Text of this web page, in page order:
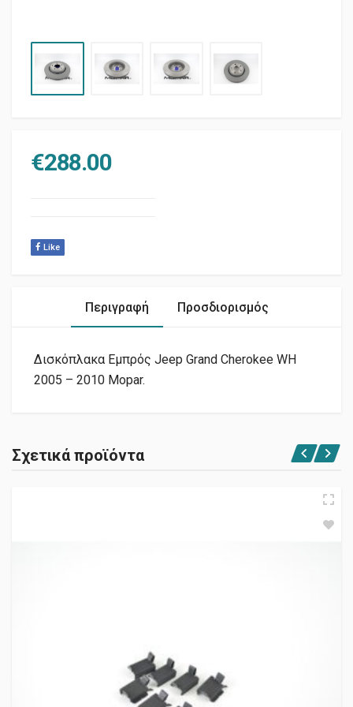
€288.00
Like
Περιγραφή Προσδιορισμός
Δισκόπλακα Εμπρός Jeep Grand Cherokee WH
2005 – 2010 Mopar.
Σχετικά προϊόντα